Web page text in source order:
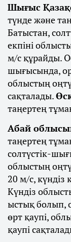
Шығыс
түнде және
Батыстан,
екпіні
м/с құрайды.
шығысында,
облыстың
сақталады.
таңертең
Абай
таңертең
солтүстік-
облыстың
20 м/с, күндіз
Күндіз
ыстық болып,
өрт қаупі,
қаупі